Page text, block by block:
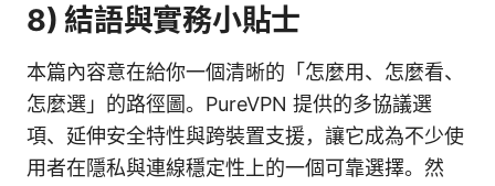
8) 結語與實務小貼士
本篇內容意在給你一個清晰的「怎麼用、怎麼看、
怎麼選」的路徑圖。PureVPN 提供的多協議選
項、延伸安全特性與跨裝置支援，讓它成為不少使
用者在隱私與連線穩定性上的一個可靠選擇。然